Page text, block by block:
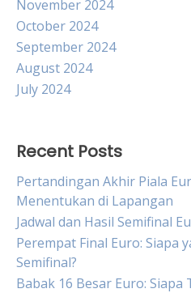
November 2024
October 2024
September 2024
August 2024
July 2024
Recent Posts
Pertandingan Akhir Piala
Menentukan di Lapangan
Jadwal dan Hasil Semifinal
Perempat Final Euro: Siapa
Semifinal?
Babak 16 Besar Euro: